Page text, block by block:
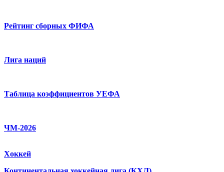
Рейтинг сборных ФИФА
Лига наций
Таблица коэффициентов УЕФА
ЧМ-2026
Хоккей